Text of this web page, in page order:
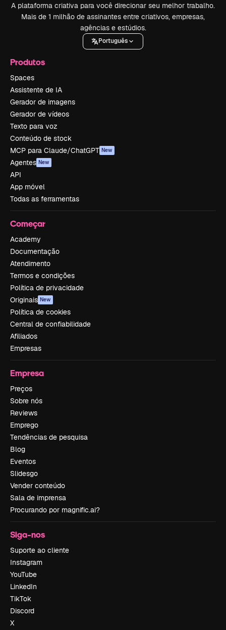
A plataforma criativa para você direcionar seu melhor trabalho.
Mais de 1 milhão de assinantes entre criativos, empresas,
agências e estúdios.
Português
Produtos
Spaces
Assistente de IA
Gerador de imagens
Gerador de vídeos
Texto para voz
Conteúdo de stock
MCP para Claude/ChatGPT New
Agentes New
API
App móvel
Todas as ferramentas
Começar
Academy
Documentação
Atendimento
Termos e condições
Política de privacidade
Originais New
Política de cookies
Central de confiabilidade
Afiliados
Empresas
Empresa
Preços
Sobre nós
Reviews
Emprego
Tendências de pesquisa
Blog
Eventos
Slidesgo
Vender conteúdo
Sala de imprensa
Procurando por magnific.ai?
Siga-nos
Suporte ao cliente
Instagram
YouTube
LinkedIn
TikTok
Discord
X